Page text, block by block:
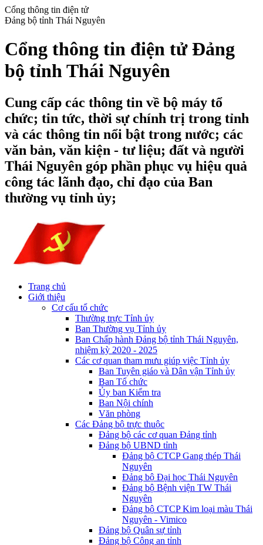
Cổng thông tin điện tử
Đảng bộ tỉnh Thái Nguyên
Cổng thông tin điện tử Đảng
bộ tỉnh Thái Nguyên
Cung cấp các thông tin về bộ máy tổ
chức; tin tức, thời sự chính trị trong tỉnh
và các thông tin nổi bật trong nước; các
văn bản, văn kiện - tư liệu; đất và người
Thái Nguyên góp phần phục vụ hiệu quả
công tác lãnh đạo, chỉ đạo của Ban
thường vụ tỉnh ủy;
Trang chủ
Giới thiệu
Cơ cấu tổ chức
Thường trực Tỉnh ủy
Ban Thường vụ Tỉnh ủy
Ban Chấp hành Đảng bộ tỉnh Thái Nguyên,
nhiệm kỳ 2020 - 2025
Các cơ quan tham mưu giúp việc Tỉnh ủy
Ban Tuyên giáo và Dân vận Tỉnh ủy
Ban Tổ chức
Ủy ban Kiểm tra
Ban Nội chính
Văn phòng
Các Đảng bộ trực thuộc
Đảng bộ các cơ quan Đảng tỉnh
Đảng bộ UBND tỉnh
Đảng bộ CTCP Gang thép Thái
Nguyên
Đảng bộ Đại học Thái Nguyên
Đảng bộ Bệnh viện TW Thái
Nguyên
Đảng bộ CTCP Kim loại màu Thái
Nguyên - Vimico
Đảng bộ Quân sự tỉnh
Đảng bộ Công an tỉnh